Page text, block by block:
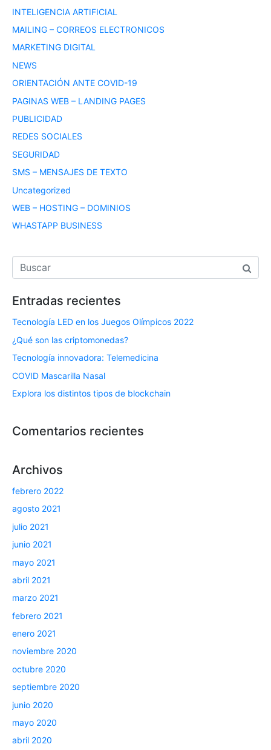
INTELIGENCIA ARTIFICIAL
MAILING – CORREOS ELECTRONICOS
MARKETING DIGITAL
NEWS
ORIENTACIÓN ANTE COVID-19
PAGINAS WEB – LANDING PAGES
PUBLICIDAD
REDES SOCIALES
SEGURIDAD
SMS – MENSAJES DE TEXTO
Uncategorized
WEB – HOSTING – DOMINIOS
WHASTAPP BUSINESS
Entradas recientes
Tecnología LED en los Juegos Olímpicos 2022
¿Qué son las criptomonedas?
Tecnología innovadora: Telemedicina
COVID Mascarilla Nasal
Explora los distintos tipos de blockchain
Comentarios recientes
Archivos
febrero 2022
agosto 2021
julio 2021
junio 2021
mayo 2021
abril 2021
marzo 2021
febrero 2021
enero 2021
noviembre 2020
octubre 2020
septiembre 2020
junio 2020
mayo 2020
abril 2020